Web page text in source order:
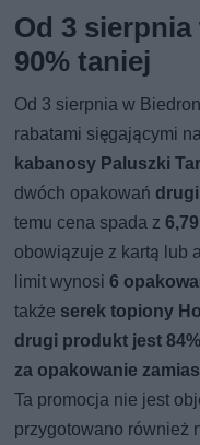
Od 3
90% taniej
Od 3 sierpnia w
rabatami sięgającymi
kabanosy Paluszki
dwóch opakowań
temu cena spada z
obowiązuje z kartą lub
limit wynosi6
także serek topiony
drugi produkt jest
za opakowanie
Ta promocja nie jest
przygotowano również